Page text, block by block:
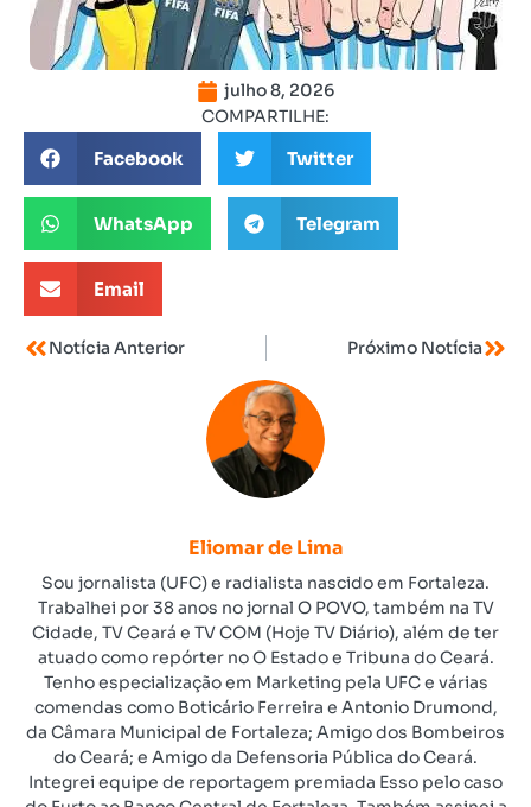
julho 8, 2026
COMPARTILHE:
Facebook Twitter
WhatsApp Telegram
Email
Notícia Anterior Próximo Notícia
Eliomar de Lima
Sou jornalista (UFC) e radialista nascido em Fortaleza.
Trabalhei por 38 anos no jornal O POVO, também na TV
Cidade, TV Ceará e TV COM (Hoje TV Diário), além de ter
atuado como repórter no O Estado e Tribuna do Ceará.
Tenho especialização em Marketing pela UFC e várias
comendas como Boticário Ferreira e Antonio Drumond,
da Câmara Municipal de Fortaleza; Amigo dos Bombeiros
do Ceará; e Amigo da Defensoria Pública do Ceará.
Integrei equipe de reportagem premiada Esso pelo caso